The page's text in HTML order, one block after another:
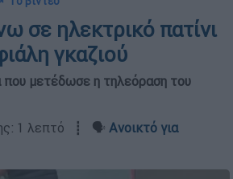
σε ηλεκτρικό πατίνι
γκαζιού
που μετέδωσε η τηλεόραση του
1 λεπτό ┋ 🗣️ Ανοικτό για